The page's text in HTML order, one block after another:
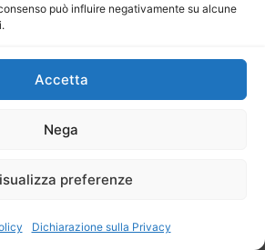
può influire negativamente su alcune
Accetta
Nega
preferenze
Dichiarazione sulla Privacy
il murale POPolare siciliano e
IL VIDEO